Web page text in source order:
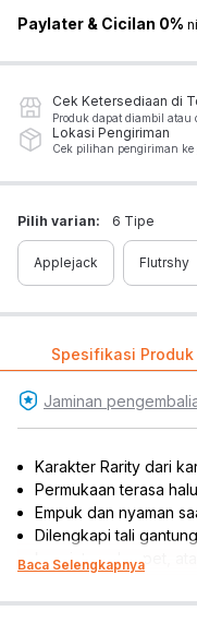
Paylater & Cicilan 0%
Cek Ketersediaan di
Produk dapat diambil atau
Lokasi Pengiriman
Cek pilihan pengiriman ke
Pilih varian: 6 Tipe
Applejack Flutrshy
Spesifikasi Produk
Jaminan
Karakter Rarity dari
Permukaan terasa
Empuk dan nyaman
Dilengkapi tali
kunci, tas, dompet,
kulkas/permukaan
Baca Selengkapnya